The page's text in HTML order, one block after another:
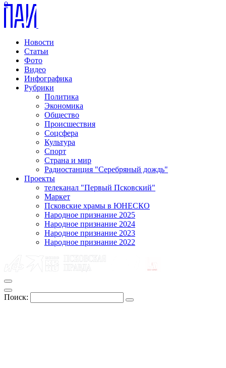
Новости
Статьи
Фото
Видео
Инфографика
Рубрики
Политика
Экономика
Общество
Происшествия
Соцсфера
Культура
Спорт
Страна и мир
Радиостанция "Серебряный дождь"
Проекты
телеканал "Первый Псковский"
Маркет
Псковские храмы в ЮНЕСКО
Народное признание 2025
Народное признание 2024
Народное признание 2023
Народное признание 2022
Поиск:
0